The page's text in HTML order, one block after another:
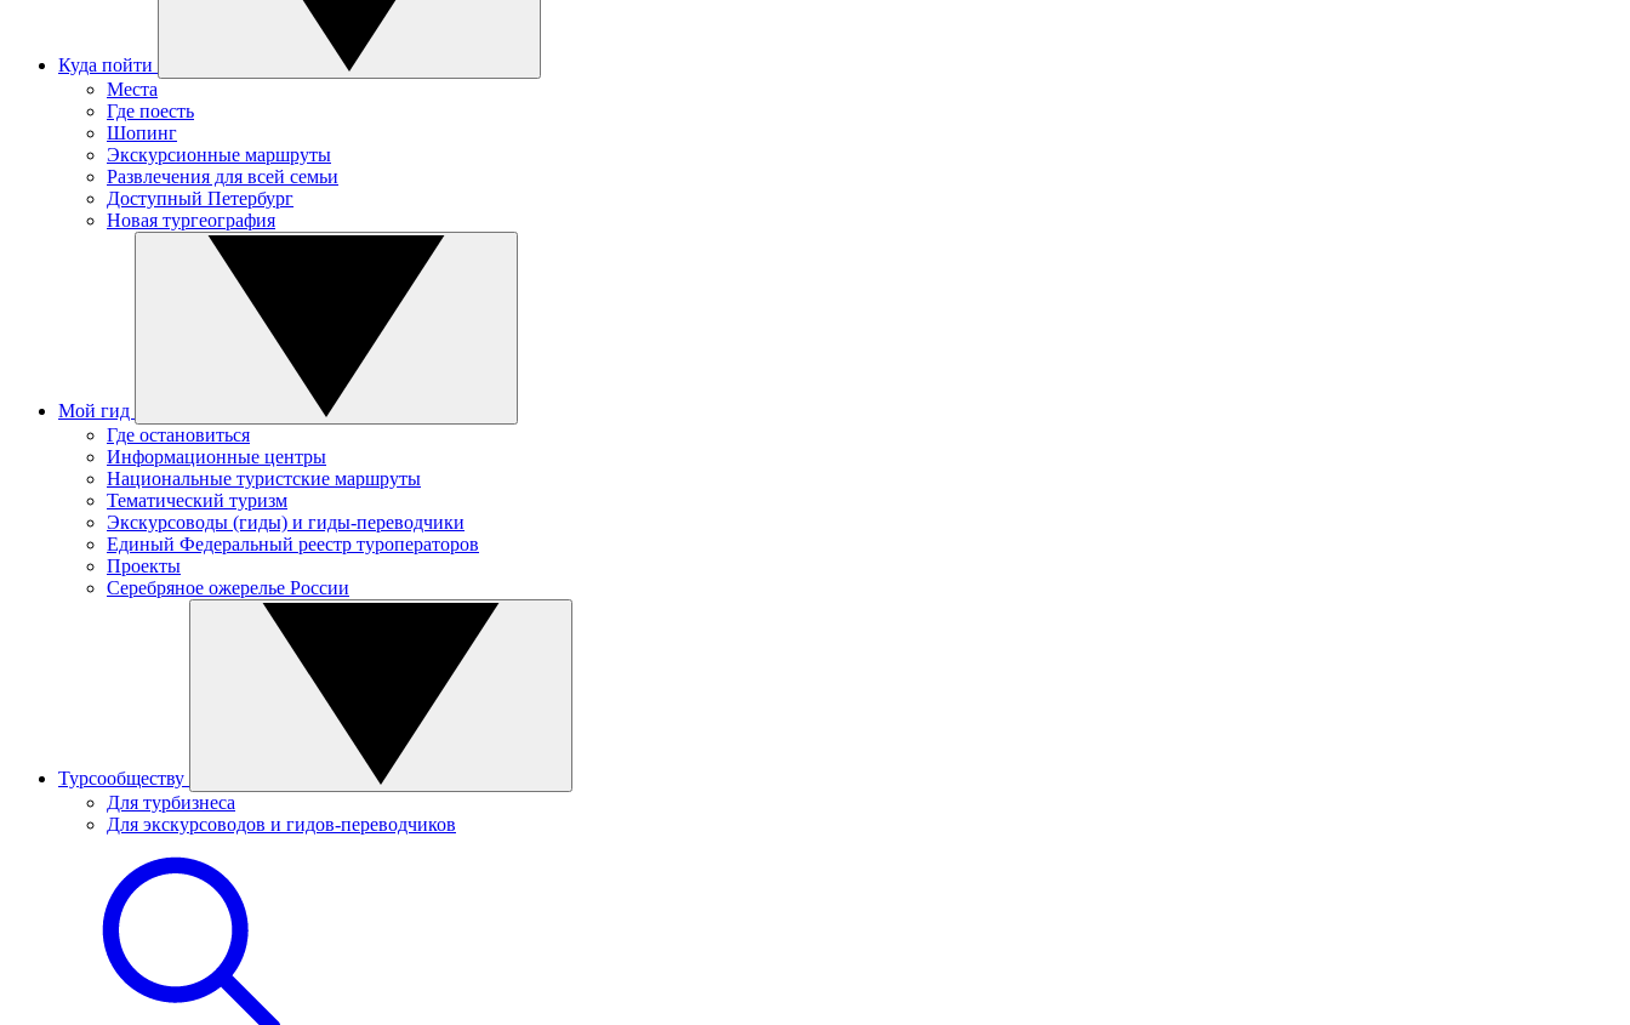
Куда пойти
Места
Где поесть
Шопинг
Экскурсионные маршруты
Развлечения для всей семьи
Доступный Петербург
Новая тургеография
Мой гид
Где остановиться
Информационные центры
Национальные туристские маршруты
Тематический туризм
Экскурсоводы (гиды) и гиды-переводчики
Единый Федеральный реестр туроператоров
Проекты
Серебряное ожерелье России
Турсообществу
Для турбизнеса
Для экскурсоводов и гидов-переводчиков